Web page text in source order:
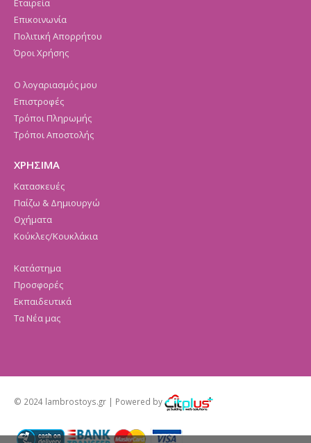
Εταιρεία
Επικοινωνία
Πολιτική Απορρήτου
Όροι Χρήσης
Ο λογαριασμός μου
Επιστροφές
Τρόποι Πληρωμής
Τρόποι Αποστολής
ΧΡΗΣΙΜΑ
Κατασκευές
Παίζω & Δημιουργώ
Οχήματα
Κούκλες/Κουκλάκια
Κατάστημα
Προσφορές
Εκπαιδευτικά
Τα Νέα μας
© 2024 lambrostoys.gr | Powered by